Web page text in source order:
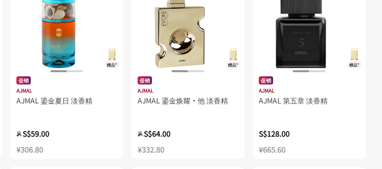
赠品*
促销
AJMAL
AJMAL 鎏金夏日 淡香精
从S$59.00
¥306.80
赠品*
促销
AJMAL
AJMAL 鎏金焕耀·他 淡香精
从S$64.00
¥332.80
赠品*
促销
AJMAL
AJMAL 第五章 淡香精
S$128.00
¥665.60